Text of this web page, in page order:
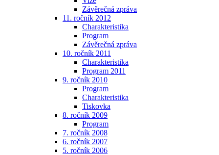
Závěrečná zpráva
11. ročník 2012
Charakteristika
Program
Závěrečná zpráva
10. ročník 2011
Charakteristika
Program 2011
9. ročník 2010
Program
Charakteristika
Tiskovka
8. ročník 2009
Program
7. ročník 2008
6. ročník 2007
5. ročník 2006